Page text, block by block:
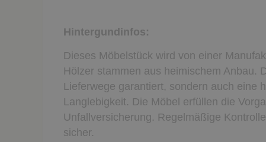
Hintergundinfos:
Dieses Möbelstück wird von einer
Hölzer stammen aus heimischem Anbau.
Lieferwege garantiert, sondern auch eine
Langlebigkeit. Die Möbel erfüllen die
Unfallversicherung. Regelmäßige
sicher.